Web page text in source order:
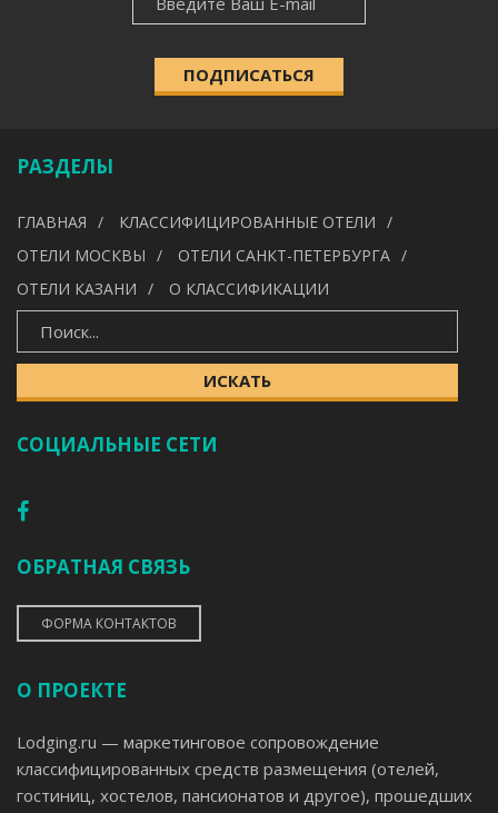
НАСЕЛЁННЫЙ ПУНКТ
ИСКАТЬ
ПОДПИСАТЬСЯ
РАЗДЕЛЫ
ГЛАВНАЯ
КЛАССИФИЦИРОВАННЫЕ ОТЕЛИ
ОТЕЛИ МОСКВЫ
ОТЕЛИ САНКТ-ПЕТЕРБУРГА
ОТЕЛИ КАЗАНИ
О КЛАССИФИКАЦИИ
ИСКАТЬ
СОЦИАЛЬНЫЕ СЕТИ
ОБРАТНАЯ СВЯЗЬ
ФОРМА КОНТАКТОВ
О ПРОЕКТЕ
Lodging.ru — маркетинговое сопровождение
классифицированных средств размещения (отелей,
гостиниц, хостелов, пансионатов и другое), прошедших